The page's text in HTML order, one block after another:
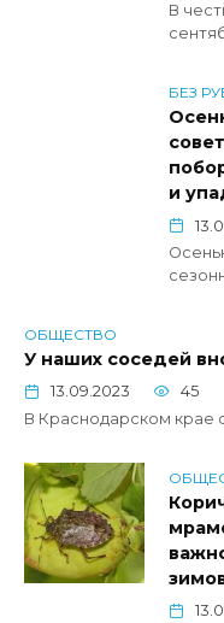
В
БЕЗ
и
ОБЩЕСТВО
У наших соседей
13.09.2023
45
В Краснодарском крае